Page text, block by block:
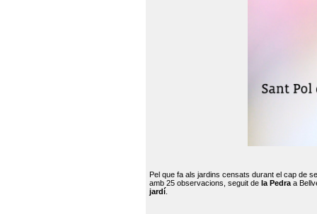
Pel que fa als jardins censats durant el cap de
amb 25 observacions, seguit de la Pedra a
jardí